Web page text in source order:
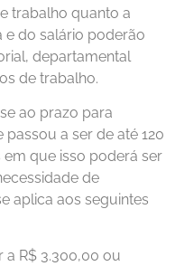
trabalho quanto a
do salário poderão
departamental
de trabalho.
ao prazo para
a ser de até 120
em que isso poderá ser
de
aplica aos seguintes
a R$ 3.300,00 ou